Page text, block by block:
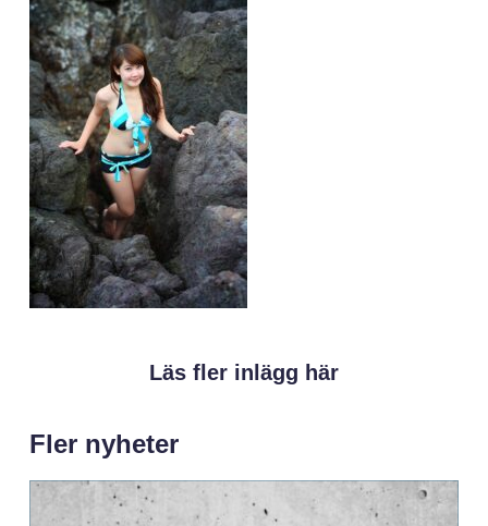
Läs fler inlägg här
Fler nyheter